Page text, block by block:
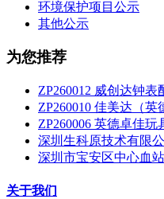
环境保护项目公示
其他公示
为您推荐
ZP260012 威创达钟
ZP260010 佳美达（
ZP260006 英德卓佳
深圳生科原技术有限
深圳市宝安区中心血
关于我们